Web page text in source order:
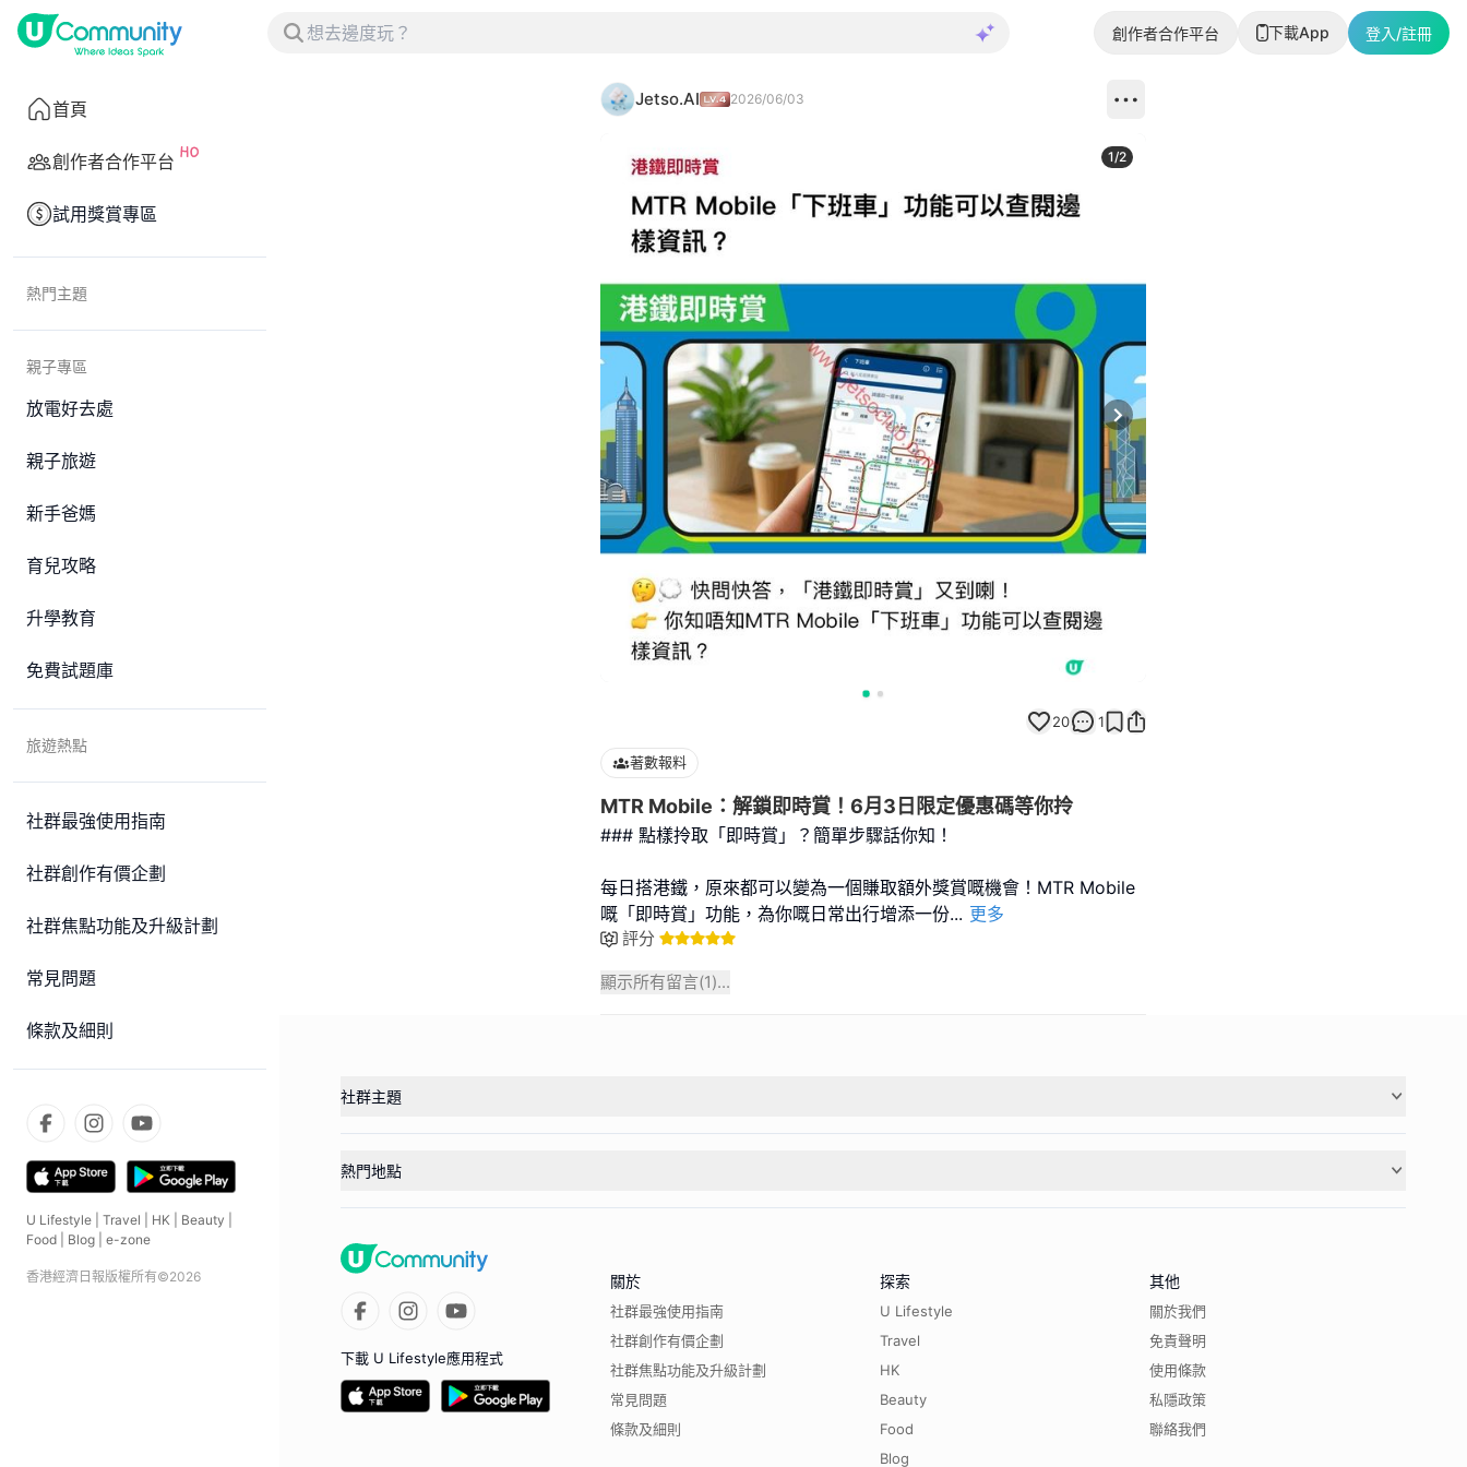
創作者合作平台 下載App 登入/註冊
首頁
創作者合作平台
試用獎賞專區
熱門主題
親子專區
放電好去處
親子旅遊
新手爸媽
育兒攻略
升學教育
免費試題庫
旅遊熱點
社群最強使用指南
社群創作有價企劃
社群焦點功能及升級計劃
常見問題
條款及細則
U Lifestyle Travel HK Beauty
Food
Blog e-zone
香港經濟日報版權所有©2026
Jetso.AI 2026/06/03
Next slide
1/2
20 1
著數報料
MTR Mobile：解鎖即時賞！6月3日限定優惠碼等你拎
### 點樣拎取「即時賞」？簡單步驟話你知！
每日搭港鐵，原來都可以變為一個賺取額外獎賞嘅機會！MTR Mobile
嘅「即時賞」功能，為你嘅日常出行增添一份... 更多
評分
顯示所有留言(1)...
社群主題
熱門地點
下載 U Lifestyle應用程式
關於
社群最強使用指南
社群創作有價企劃
社群焦點功能及升級計劃
常見問題
條款及細則
探索
U Lifestyle
Travel
HK
Beauty
Food
Blog
其他
關於我們
免責聲明
使用條款
私隱政策
聯絡我們